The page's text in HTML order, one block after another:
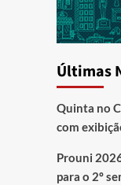
Últimas
Quinta no
com
Prouni
para o 2º